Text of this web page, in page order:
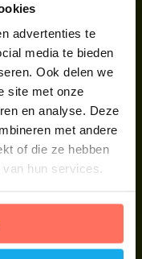
advertenties te
media te bieden
Ook delen we
site met onze
en analyse. Deze
met andere
of die ze hebben
hun services.
Op
contact met
arrangement op
het perfecte
Let’s make it